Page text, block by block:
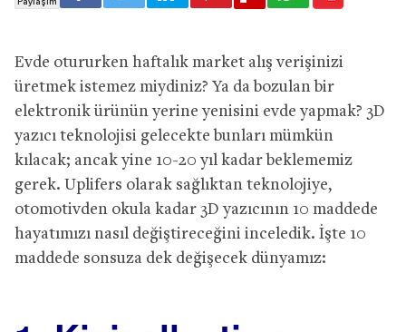
Evde otururken haftalık market alış verişinizi
üretmek istemez miydiniz? Ya da bozulan bir
elektronik ürünün yerine yenisini evde yapmak? 3D
yazıcı teknolojisi gelecekte bunları mümkün
kılacak; ancak yine 10-20 yıl kadar beklememiz
gerek. Uplifers olarak sağlıktan teknolojiye,
otomotivden okula kadar 3D yazıcının 10 maddede
hayatımızı nasıl değiştireceğini inceledik. İşte 10
maddede sonsuza dek değişecek dünyamız: